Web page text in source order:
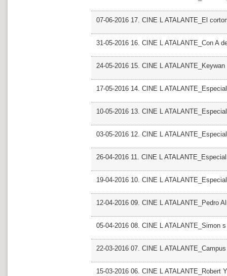
07-06-2016 17. CINE L ATALANTE_El
31-05-2016 16. CINE L ATALANTE_Con A
24-05-2016 15. CINE L
17-05-2016 14. CINE L
10-05-2016 13. CINE L
03-05-2016 12. CINE L
26-04-2016 11. CINE L
19-04-2016 10. CINE L
12-04-2016 09. CINE L ATALANTE_Pedro
05-04-2016 08. CINE L ATALANTE_Simon
22-03-2016 07. CINE L
15-03-2016 06. CINE L ATALANTE_Robert